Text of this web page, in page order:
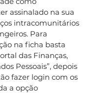
assinalado na sua
intracomunitários
Para
na ficha basta
das Finanças,
Pessoais”, depois
fazer login com os
a opção